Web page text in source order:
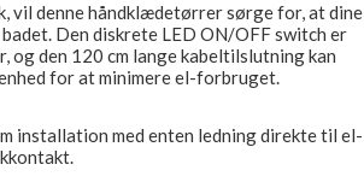
vil denne håndklædetørrer sørge for, at dine
Den diskrete LED ON/OFF switch er
den 120 cm lange kabeltilslutning kan
for at minimere el-forbruget.
installation med enten ledning direkte til el-